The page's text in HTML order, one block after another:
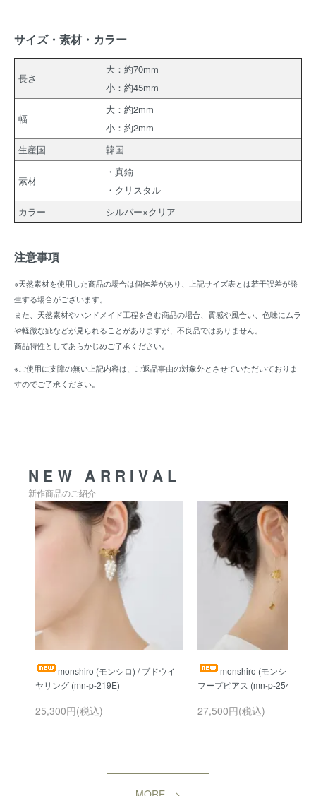
サイズ・素材・カラー
長さ
大：約70mm
小：約45mm
幅
大：約2mm
小：約2mm
生産国
韓国
素材
・真鍮
・クリスタル
カラー
シルバー×クリア
注意事項
※天然素材を使用した商品の場合は個体差があり、上記サイズ表とは若干誤差が発
生する場合がございます。
また、天然素材やハンドメイド工程を含む商品の場合、質感や風合い、色味にムラ
や軽微な疵などが見られることがありますが、不良品ではありません。
商品特性としてあらかじめご了承ください。
※ご使用に支障の無い上記内容は、ご返品事由の対象外とさせていただいておりま
すのでご了承ください。
NEW ARRIVAL
新作商品のご紹介
monshiro (モンシロ) / ブドウイ
25,300円(税込)
monshiro (モンシロ) / オ
27,500円(税込)